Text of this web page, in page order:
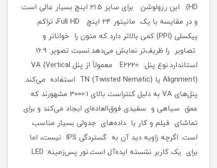
HD). این رزولوشن برای سایز 21.5 اینچ بسیار عالی است
و در مقایسه با یک مانیتور 24 اینچ Full HD، تراکم
پیکسلی (PPI) کمی بالاتر دارد که متون را خواناتر و
تصاویر را ظریف‌تر نمایش می‌دهد.نسبت تصویر: 16:9
استاندارد.نوع پنل: E2220 معمولاً از پنل VA (Vertical
Alignment) یا TN (Twisted Nematic) استفاده می‌کند.
پنل‌های VA به دلیل کنتراست بالای 3000:1 مشهورند که
عمق سیاهی و سفیدی فوق‌العاده‌ای ایجاد می‌کند و برای
تماشای فیلم و کار با داده‌های جدولی بسیار مناسب
است. اگرچه زاویه دید آن به گستردگی IPS نیست، اما
برای یک کاربر نشسته ایده‌آل است.نور پس‌زمینه: LED